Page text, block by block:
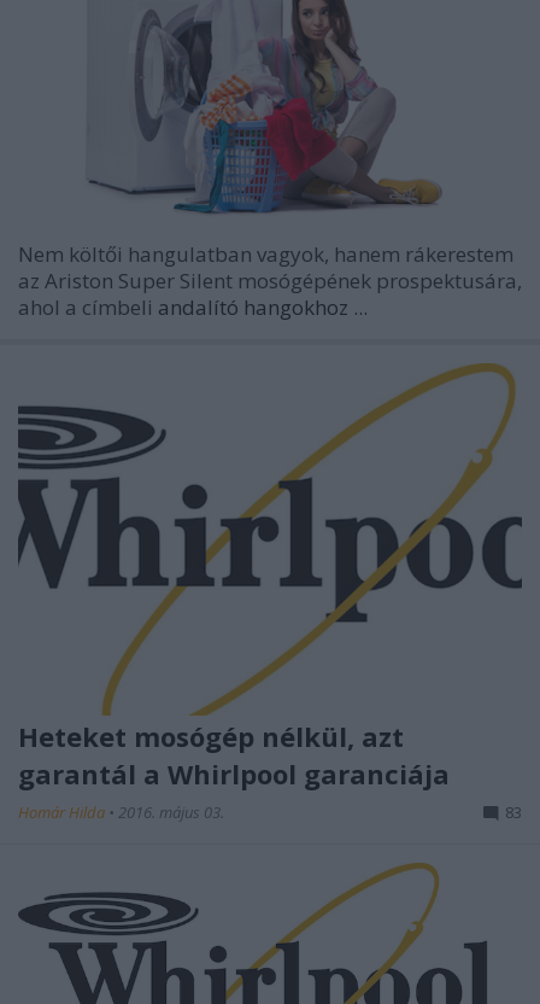
Nem költői hangulatban vagyok, hanem rákerestem
az Ariston Super Silent mosógépének prospektusára,
ahol a címbeli andalító hangokhoz ...
Heteket mosógép nélkül, azt
garantál a Whirlpool garanciája
Homár Hilda • 2016. május 03. 83